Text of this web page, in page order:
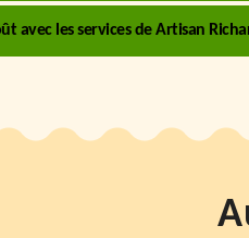
avec les services de Artisan